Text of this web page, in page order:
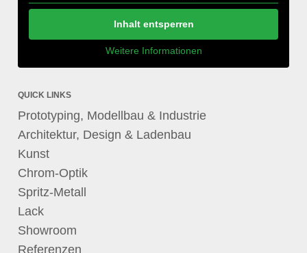
Inhalt entsperren
Weitere Informationen
QUICK LINKS
Prototyping, Modellbau & Industrie
Architektur, Design & Ladenbau
Kunst
Chrom-Optik
Spritz-Metall
Lack
Showroom
Referenzen